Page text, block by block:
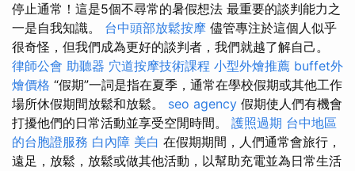
停止通常！這是5個不尋常的暑假想法 最重要的談判能力之
一是自我知識。 台中頭部放鬆按摩 儘管專注於這個人似乎
很奇怪，但我們成為更好的談判者，我們就越了解自己。
律師公會 助聽器 穴道按摩技術課程 小型外燴推薦 buffet外
燴價格 “假期”一詞是指在夏季，通常在學校假期或其他工作
場所休假期間放鬆和放鬆。 seo agency 假期使人們有機會
打擾他們的日常活動並享受空閒時間。 護照過期 台中地區
的台胞證服務 白內障 美白 在假期期間，人們通常會旅行，
遠足，放鬆，放鬆或做其他活動，以幫助充電並為日常生活